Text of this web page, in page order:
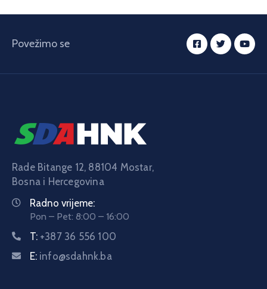
Povežimo se
Rade Bitange 12, 88104 Mostar,
Bosna i Hercegovina
Radno vrijeme:
Pon – Pet: 8:00 – 16:00
T: +387 36 556 100
E: info@sdahnk.ba